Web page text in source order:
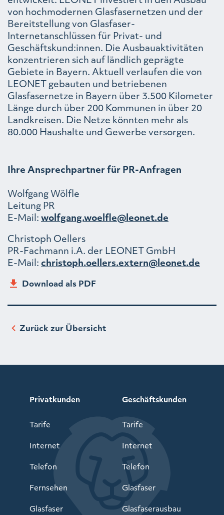
von hochmodernen Glasfasernetzen und der
Bereitstellung von Glasfaser-
Internetanschlüssen für Privat- und
Geschäftskund:innen. Die Ausbauaktivitäten
konzentrieren sich auf ländlich geprägte
Gebiete in Bayern. Aktuell verlaufen die von
LEONET gebauten und betriebenen
Glasfasernetze in Bayern über 3.500 Kilometer
Länge durch über 200 Kommunen in über 20
Landkreisen. Die Netze könnten mehr als
80.000 Haushalte und Gewerbe versorgen.
Ihre Ansprechpartner für PR-Anfragen
Wolfgang Wölfle
Leitung PR
E-Mail: wolfgang.woelfle@leonet.de
Christoph Oellers
PR-Fachmann i.A. der LEONET GmbH
E-Mail: christoph.oellers.extern@leonet.de
Download als PDF
Zurück zur Übersicht
Privatkunden
Tarife
Internet
Telefon
Fernsehen
Glasfaser
Geschäftskunden
Tarife
Internet
Telefon
Glasfaser
Glasfaserausbau